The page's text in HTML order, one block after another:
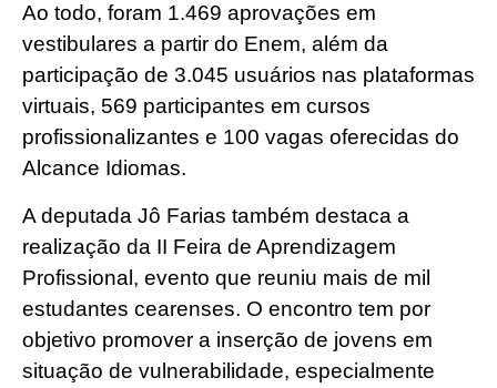
Ao todo, foram 1.469 aprovações em
vestibulares a partir do Enem, além da
participação de 3.045 usuários nas plataformas
virtuais, 569 participantes em cursos
profissionalizantes e 100 vagas oferecidas do
Alcance Idiomas.
A deputada Jô Farias também destaca a
realização da II Feira de Aprendizagem
Profissional, evento que reuniu mais de mil
estudantes cearenses. O encontro tem por
objetivo promover a inserção de jovens em
situação de vulnerabilidade, especialmente